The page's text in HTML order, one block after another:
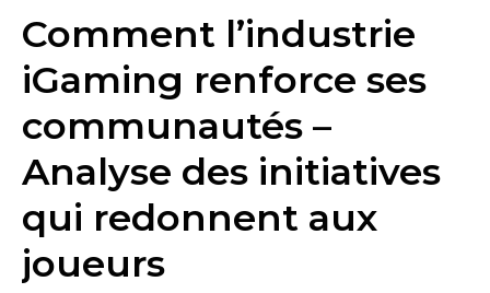
Comment l’industrie
iGaming renforce ses
communautés –
Analyse des initiatives
qui redonnent aux
joueurs